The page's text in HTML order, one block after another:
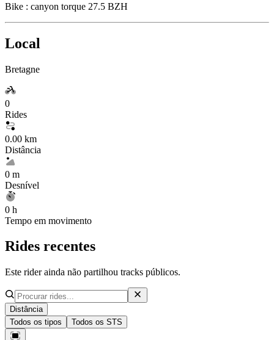
Bike : canyon torque 27.5 BZH
Local
Bretagne
0
Rides
0.00 km
Distância
0 m
Desnível
0 h
Tempo em movimento
Rides recentes
Este rider ainda não partilhou tracks públicos.
Distância
Todos os tipos
Todos os STS